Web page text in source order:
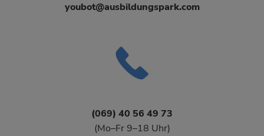
youbot@ausbildungspark.com
(069) 40 56 49 73
(Mo–Fr 9–18 Uhr)